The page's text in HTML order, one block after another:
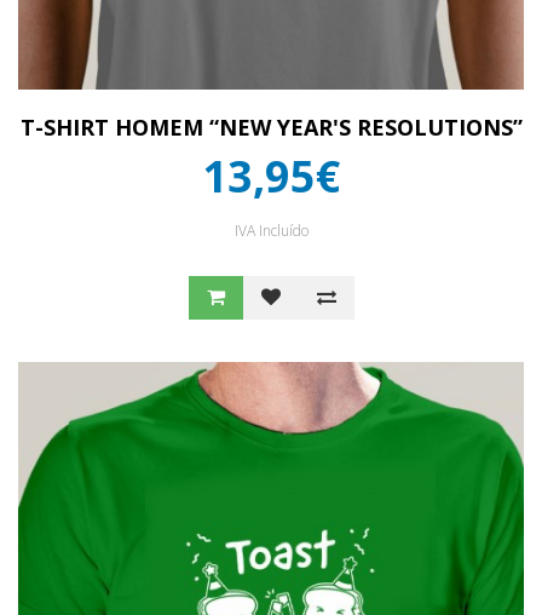
T-SHIRT HOMEM “NEW YEAR'S RESOLUTIONS”
13,95€
IVA Incluído